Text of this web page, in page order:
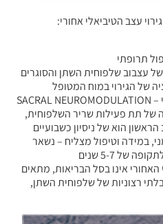
תרופתי
של עצבוב שלפוחית השתן והסוגרים
של הגירוי במוח המטופל
טיפול בגירוי עצב הסקראלי – SACRAL NEUROMODULATION
של תת פעילות שריר השלפוחית,
הוא של ניסיון כשבועיים
במידה וטיפול מצליח – נשאר
האחורי אינו בסל הבריאות, מתאים
רצוניות של שלפוחית השתן,